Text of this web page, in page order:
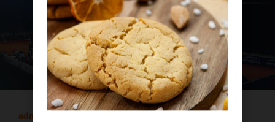
admin / 26 mayo, 2021